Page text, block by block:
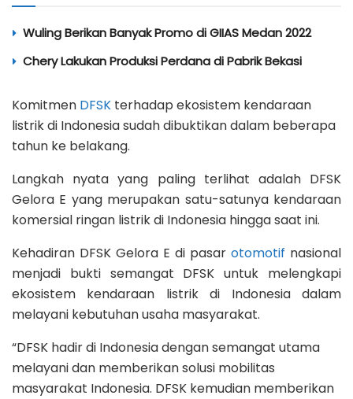
Wuling Berikan Banyak Promo di GIIAS Medan 2022
Chery Lakukan Produksi Perdana di Pabrik Bekasi
Komitmen DFSK terhadap ekosistem kendaraan
listrik di Indonesia sudah dibuktikan dalam beberapa
tahun ke belakang.
Langkah nyata yang paling terlihat adalah DFSK
Gelora E yang merupakan satu-satunya kendaraan
komersial ringan listrik di Indonesia hingga saat ini.
Kehadiran DFSK Gelora E di pasar otomotif nasional
menjadi bukti semangat DFSK untuk melengkapi
ekosistem kendaraan listrik di Indonesia dalam
melayani kebutuhan usaha masyarakat.
“DFSK hadir di Indonesia dengan semangat utama
melayani dan memberikan solusi mobilitas
masyarakat Indonesia. DFSK kemudian memberikan